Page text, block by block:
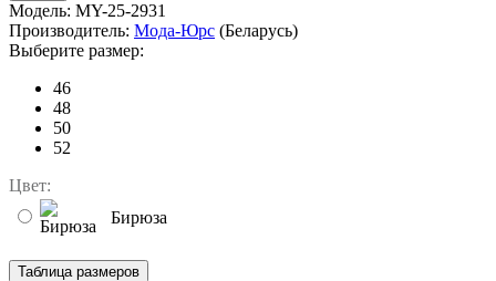
Модель: MY-25-2931
Производитель: Мода-Юрс (Беларусь)
Выберите размер:
46
48
50
52
Цвет:
Бирюза